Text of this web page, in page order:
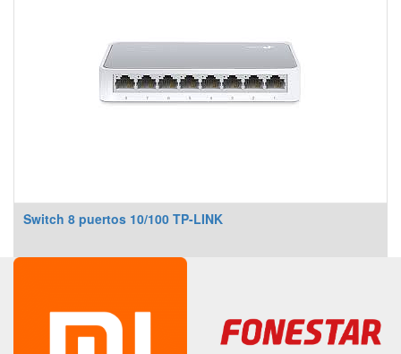
Switch 8 puertos 10/100 TP-LINK